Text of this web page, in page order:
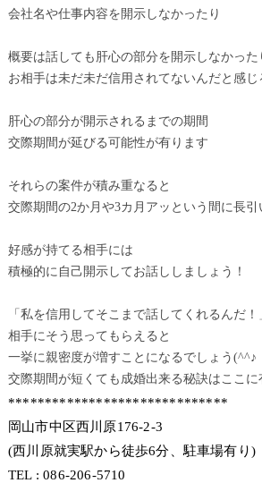
会社名や仕事内容を開示しなかったり
概要は話しても肝心の部分を開示しなかった
お相手は未だ未だ信用されてないんだと感じ
肝心の部分が開示されるまでの期間
交際期間が延びる可能性が有ります
それらの案件が積み重なると
交際期間の2か月や3カ月アッという間に長引
好感が持てる相手には
積極的に自己開示してお話ししましょう！
「私を信用してそこまで話してくれるんだ！
相手にそう思ってもらえると
一挙に親密度が増すことになるでしょう(^^♪
交際期間が短くても成婚出来る秘訣はここに
******************************
岡山市中区西川原176-2-3
(西川原就実駅から徒歩6分、駐車場有り)
TEL : 086-206-5710